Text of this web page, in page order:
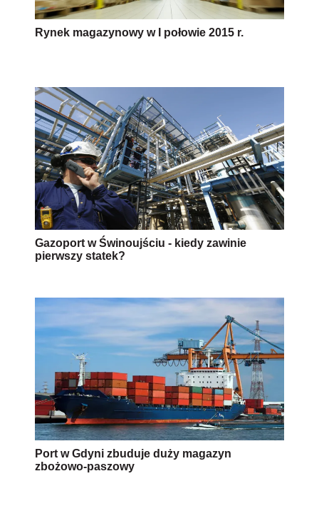
Rynek magazynowy w I połowie 2015 r.
Gazoport w Świnoujściu - kiedy zawinie
pierwszy statek?
Port w Gdyni zbuduje duży magazyn
zbożowo-paszowy